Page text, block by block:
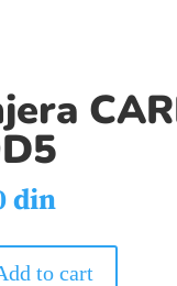
din
to cart